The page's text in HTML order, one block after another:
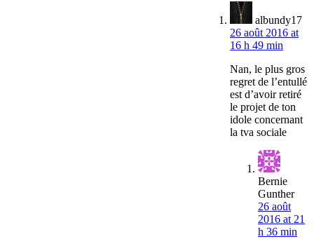
albundy17
26 août 2016 at
16 h 49 min
Nan, le plus gros
regret de l’entullé
est d’avoir retiré
le projet de ton
idole concernant
la tva sociale
Bernie
Gunther
26 août
2016 at 21
h 36 min